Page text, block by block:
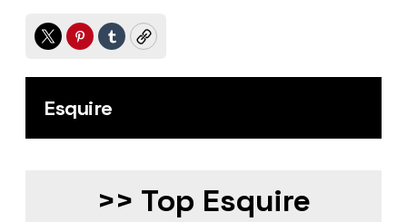
TwitterPinterest
TumblrCopy
Esquire
>> Top Esquire